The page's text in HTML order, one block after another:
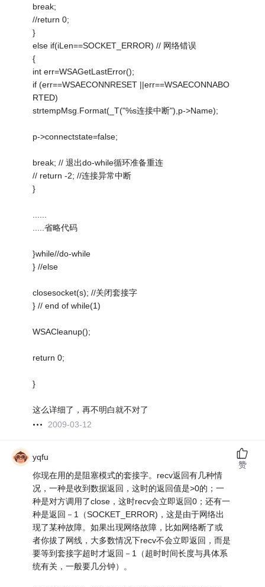
break;
//return 0;
}
else if(iLen==SOCKET_ERROR) // 网络错误
{
int err=WSAGetLastError();
if (err==WSAECONNRESET ||err==WSAECONNABO
RTED)
strtempMsg.Format(_T("%s连接中断"),p->Name);
p->connectstate=false;
break; // 退出do-while循环准备重连
// return -2; //连接异常中断
}
......
.....省略代码
}while//do-while
} //else
closesocket(s); //关闭套接字
} // end of while(1)
WSACleanup();
return 0;
}
这么详细了，再不明白就不对了
2009-03-12
yqfu
你现在用的是阻塞模式的套接字。recv返回有几种情
况，一种是收到数据返回，这时的返回值是>0的；一
种是对方调用了close，这时recv会立即返回0；还有一
种是返回－1（SOCKET_ERROR)，这是由于网络出
现了某种故障。如果出现网络故障，比如网络断了或
者你拔了网线，大多数情况下recv不会立即返回，而是
要等到套接字超时才返回－1（超时时间长度与具体系
统有关，一般要几分钟）。
赞